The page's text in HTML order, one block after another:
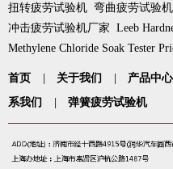
扭转疲劳试验机 弯曲疲劳试验
冲击疲劳试验机厂家 Leeb
Methylene Chloride Soak Tester
首页 关于我们 产品中心
系我们
弹簧疲劳试验机